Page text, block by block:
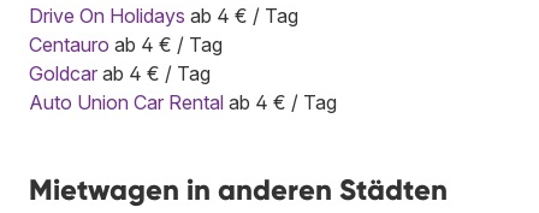
Drive On Holidays ab 4 € / Tag
Centauro ab 4 € / Tag
Goldcar ab 4 € / Tag
Auto Union Car Rental ab 4 € / Tag
Mietwagen in anderen Städten